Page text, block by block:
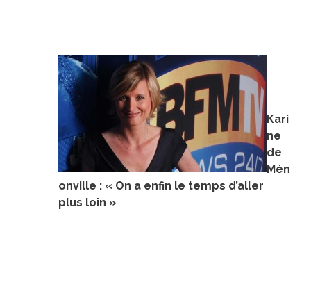
Kari
ne
de
Mén
onville : « On a enfin le temps d’aller
plus loin »